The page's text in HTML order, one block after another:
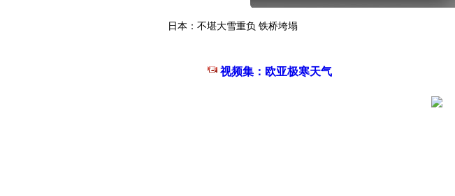
日本：不堪大雪重负 铁桥垮塌
视频集：欧亚极寒天气